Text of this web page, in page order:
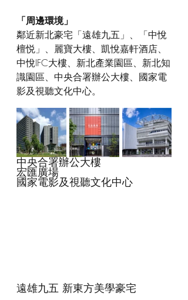
「周邊環境」
鄰近新北豪宅「遠雄九五」、「中悅
檀悦」、麗寶大樓、凱悅嘉軒酒店、
中悅IFC大樓、新北產業園區、新北知
識園區、中央合署辦公大樓、國家電
影及視聽文化中心。
中央合署辦公大樓
宏匯廣場
國家電影及視聽文化中心
遠雄九五 新東方美學豪宅